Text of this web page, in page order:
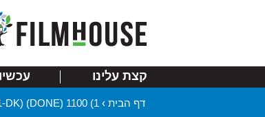
קצת עלינו
דף הבית ›
1) 1100 links Mix Casino (1-DK) (DONE)